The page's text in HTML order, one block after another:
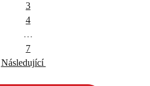
3
4
…
7
Následující